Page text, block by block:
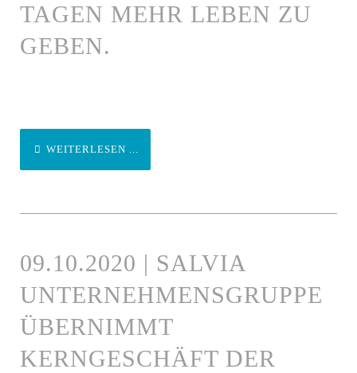
TAGEN MEHR LEBEN ZU
GEBEN.
WEITERLESEN ...
09.10.2020 | SALVIA
UNTERNEHMENSGRUPPE
ÜBERNIMMT
KERNGESCHÄFT DER